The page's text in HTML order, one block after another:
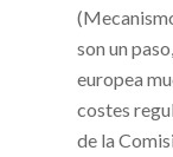
son un
europea
costes
de la